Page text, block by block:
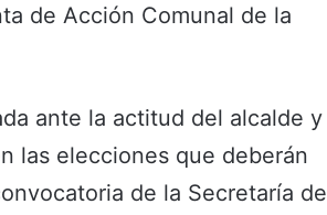
de Acción Comunal de la
ante la actitud del alcalde y
las elecciones que deberán
de la Secretaría de